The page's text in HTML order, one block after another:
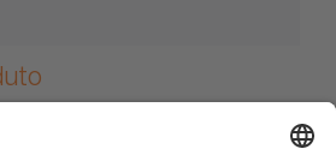
Ltda. Av. Marcos Penteado de